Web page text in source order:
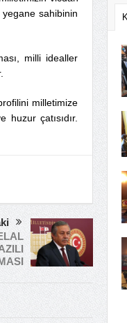
yegane sahibinin
milli idealler
milletimize
çatısıdır.